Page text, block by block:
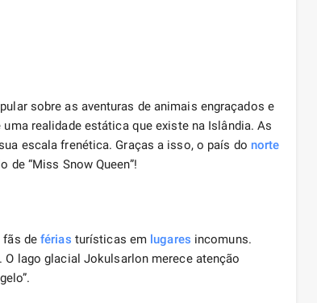
sobre as aventuras de animais engraçados e
uma realidade estática que existe na Islândia. As
escala frenética. Graças a isso, o país do norte
“Miss Snow Queen”!
fãs de férias turísticas em lugares incomuns.
lago glacial Jokulsarlon merece atenção